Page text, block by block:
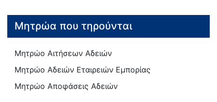
Μητρώα που τηρούνται
Μητρώο Αιτήσεων Αδειών
Μητρώο Αδειών Εταιρειών Εμπορίας
Μητρώο Αποφάσεις Αδειών